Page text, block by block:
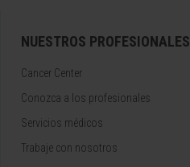
NUESTROS PROFESIONALES
Cancer Center
Conozca a los profesionales
Servicios médicos
Trabaje con nosotros